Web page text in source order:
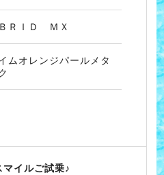
ＲＩＤ ＭＸ
ムオレンジパールメタ
マイルご試乗♪